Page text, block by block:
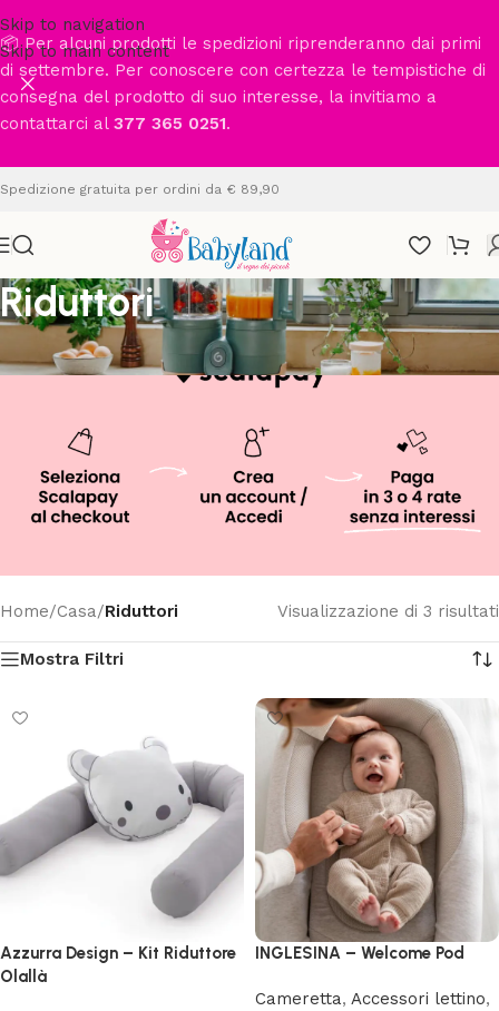
Skip to navigation
Skip to main content
📦 Per alcuni prodotti le spedizioni riprenderanno dai primi
di settembre. Per conoscere con certezza le tempistiche di
consegna del prodotto di suo interesse, la invitiamo a
contattarci al 377 365 0251.
Spedizione gratuita per ordini da € 89,90
Riduttori
Home/Casa/Riduttori Visualizzazione di 3 risultati
Mostra Filtri
Azzurra Design – Kit Riduttore
Olallà
INGLESINA – Welcome Pod
Cameretta, Accessori lettino,